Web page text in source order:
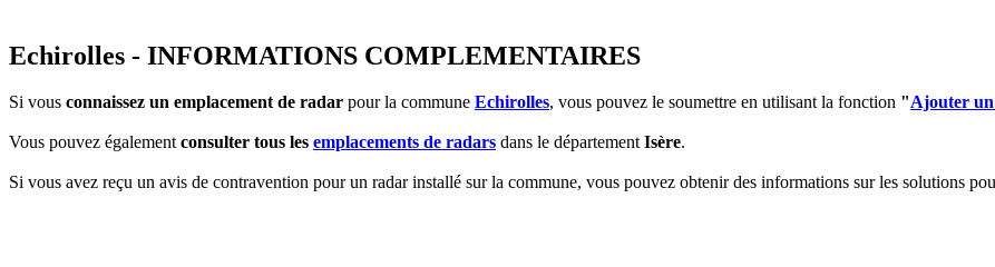
Echirolles - INFORMATIONS COMPLEMENTAIRES
Si vous connaissez un emplacement de radar pour la commune Echirolles, vous pouvez le soumettre en utilisant la fonction "Ajouter
Vous pouvez égalementconsulter tous les emplacements de radars dans le départementIsère.
Si vous avez reçu un avis de contravention pour un radar installé sur la commune, vous pouvez obtenir des informations sur les solutions